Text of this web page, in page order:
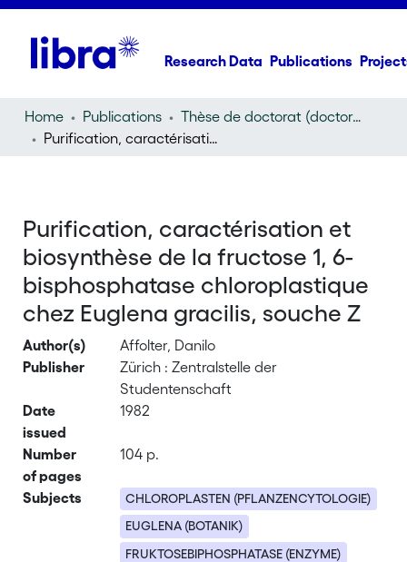
Research Data Publications
Home Publications
Thèse de doctorat (doctoral thesis)
Purification, caractérisation et biosynthèse de la fructose 1, 6-bisphosphatase chloroplastique chez Euglena gracilis, souche Z
Purification, caractérisation et
biosynthèse de la fructose 1, 6-
bisphosphatase chloroplastique
chez Euglena gracilis, souche Z
Author(s)
Affolter, Danilo
Publisher
Zürich : Zentralstelle der
Studentenschaft
Date
issued
1982
Number
of pages
104 p.
Subjects
CHLOROPLASTEN (PFLANZENCYTOLOGIE)
EUGLENA (BOTANIK)
FRUKTOSEBIPHOSPHATASE (ENZYME)